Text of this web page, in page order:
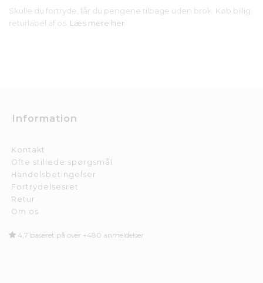
Skulle du fortryde, får du pengene tilbage uden brok. Køb billig
returlabel af os. Læs mere her.
Information
Kontakt
Ofte stillede spørgsmål
Handelsbetingelser
Fortrydelsesret
Retur
Om os
4,7 baseret på over +480 anmeldelser